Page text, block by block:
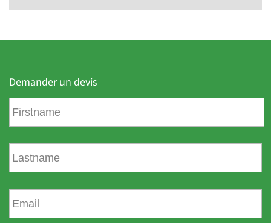
Demander un devis
P
r
é
o
N
o
m
e
E
m
a